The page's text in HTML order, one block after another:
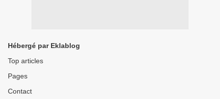
Hébergé par Eklablog
Top articles
Pages
Contact